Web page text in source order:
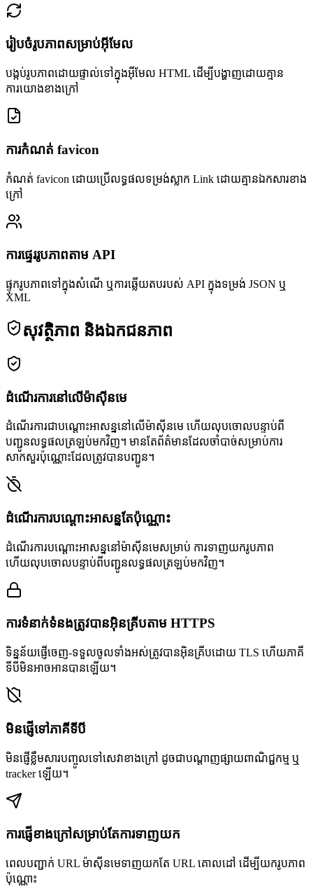
រៀបចំរូបភាពសម្រាប់អ៊ីមែល
បង្កប់រូបភាពដោយផ្ទាល់ទៅក្នុងអ៊ីមែល HTML ដើម្បីបង្ហាញដោយគ្មាន
ការយោងខាងក្រៅ
ការកំណត់ favicon
កំណត់ favicon ដោយប្រើលទ្ធផលទម្រង់ស្លាក Link ដោយគ្មានឯកសារខាង
ក្រៅ
ការផ្ទេររូបភាពតាម API
ផ្ទុករូបភាពទៅក្នុងសំណើ ឬការឆ្លើយតបរបស់ API ក្នុងទម្រង់ JSON ឬ
XML
សុវត្ថិភាព និងឯកជនភាព
ដំណើរការនៅលើម៉ាស៊ីនមេ
ដំណើរការជាបណ្ដោះអាសន្ននៅលើម៉ាស៊ីនមេ ហើយលុបចោលបន្ទាប់ពី
បញ្ជូនលទ្ធផលត្រឡប់មកវិញ។ មានតែព័ត៌មានដែលចាំបាច់សម្រាប់ការ
សាកសួរប៉ុណ្ណោះដែលត្រូវបានបញ្ជូន។
ដំណើរការបណ្តោះអាសន្នតែប៉ុណ្ណោះ
ដំណើរការបណ្តោះអាសន្ននៅម៉ាស៊ីនមេសម្រាប់ ការទាញយករូបភាព
ហើយលុបចោលបន្ទាប់ពីបញ្ជូនលទ្ធផលត្រឡប់មកវិញ។
ការទំនាក់ទំនងត្រូវបានអ៊ិនគ្រីបតាម HTTPS
ទិន្នន័យផ្ញើចេញ-ទទួលចូលទាំងអស់ត្រូវបានអ៊ិនគ្រីបដោយ TLS ហើយភាគី
ទីបីមិនអាចអានបានឡើយ។
មិនផ្ញើទៅភាគីទីបី
មិនផ្ញើខ្លឹមសារបញ្ចូលទៅសេវាខាងក្រៅ ដូចជាបណ្តាញផ្សាយពាណិជ្ជកម្ម ឬ
tracker ឡើយ។
ការផ្ញើខាងក្រៅសម្រាប់តែការទាញយក
ពេលបញ្ជាក់ URL ម៉ាស៊ីនមេទាញយកតែ URL គោលដៅ ដើម្បីយករូបភាព
ប៉ុណ្ណោះ